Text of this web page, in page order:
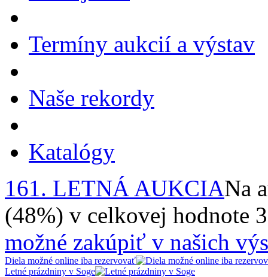
Termíny aukcií a výstav
Naše rekordy
Katalógy
161. LETNÁ AUKCIANa
(48%) v celkovej hodnote
možné zakúpiť v našich
Diela možné online iba rezervovať
Letné prázdniny v Soge